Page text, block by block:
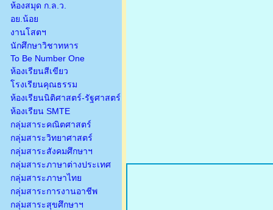
ห้องสมุด ก.ล.ว.
อย.น้อย
งานโสตฯ
นักศึกษาวิชาทหาร
To Be Number One
ห้องเรียนสีเขียว
โรงเรียนคุณธรรม
ห้องเรียนนิติศาสตร์-รัฐศาสตร์
ห้องเรียน SMTE
กลุ่มสาระคณิตศาสตร์
กลุ่มสาระวิทยาศาสตร์
กลุ่มสาระสังคมศึกษาฯ
กลุ่มสาระภาษาต่างประเทศ
กลุ่มสาระภาษาไทย
กลุ่มสาระการงานอาชีพ
กลุ่มสาระสุขศึกษาฯ